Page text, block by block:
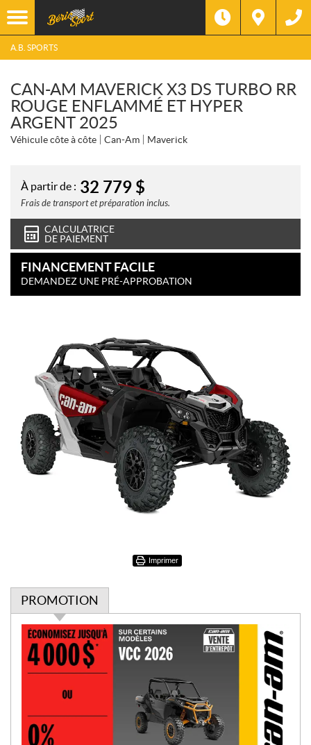
A.B. SPORTS
CAN-AM MAVERICK X3 DS TURBO RR
ROUGE ENFLAMMÉ ET HYPER
ARGENT 2025
Véhicule côte à côte Can-Am Maverick
À partir de : 32 779 $
Frais de transport et préparation inclus.
CALCULATRICE
DE PAIEMENT
FINANCEMENT FACILE
DEMANDEZ UNE PRÉ-APPROBATION
Imprimer
PROMOTION
P
o
m
o